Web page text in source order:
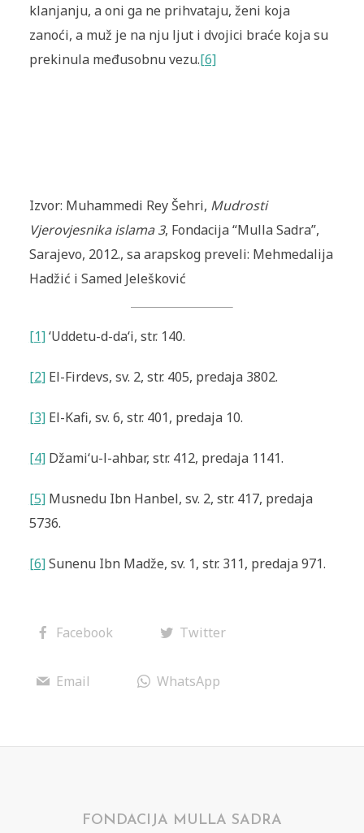
klanjanju, a oni ga ne prihvataju, ženi koja
zanoći, a muž je na nju ljut i dvojici braće koja su
prekinula međusobnu vezu.[6]
Izvor: Muhammedi Rey Šehri, Mudrosti
Vjerovjesnika islama 3, Fondacija “Mulla Sadra”,
Sarajevo, 2012., sa arapskog preveli: Mehmedalija
Hadžić i Samed Jelešković
[1]‘Uddetu-d-da‘i, str. 140.
[2] El-Firdevs, sv. 2, str. 405, predaja 3802.
[3] El-Kafi, sv. 6, str. 401, predaja 10.
[4] Džami‘u-l-ahbar, str. 412, predaja 1141.
[5] Musnedu Ibn Hanbel, sv. 2, str. 417, predaja
5736.
[6]Sunenu Ibn Madže, sv. 1, str. 311, predaja 971.
Facebook Twitter
Email WhatsApp
FONDACIJA MULLA SADRA